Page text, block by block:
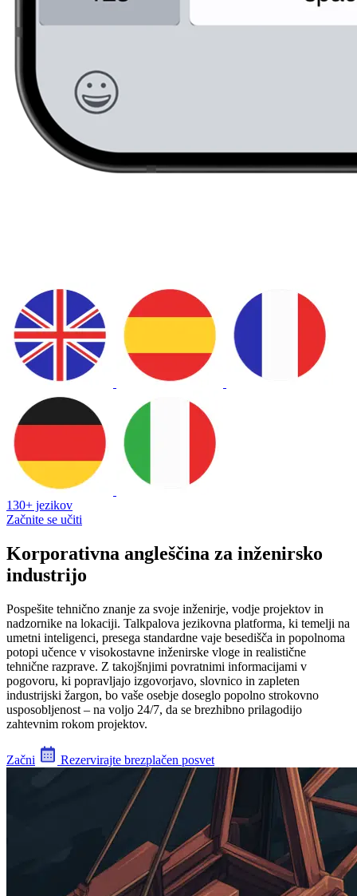
130+ jezikov
Začnite se učiti
Korporativna angleščina za inženirsko
industrijo
Pospešite tehnično znanje za svoje inženirje, vodje projektov in
nadzornike na lokaciji. Talkpalova jezikovna platforma, ki temelji na
umetni inteligenci, presega standardne vaje besedišča in popolnoma
potopi učence v visokostavne inženirske vloge in realistične
tehnične razprave. Z takojšnjimi povratnimi informacijami v
pogovoru, ki popravljajo izgovorjavo, slovnico in zapleten
industrijski žargon, bo vaše osebje doseglo popolno strokovno
usposobljenost – na voljo 24/7, da se brezhibno prilagodijo
zahtevnim rokom projektov.
Začni Rezervirajte brezplačen posvet